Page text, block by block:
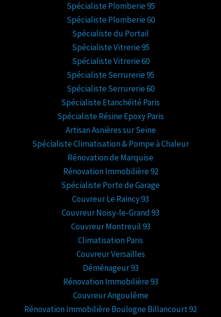
Spécialiste Plomberie 95
Spécialiste Plomberie 60
Spécialiste du Portail
Spécialiste Vitrerie 95
Spécialiste Vitrerie 60
Spécialiste Serrurerie 95
Spécialiste Serrurerie 60
Spécialiste Etanchéité Paris
Spécialiste Résine Epoxy Paris
Artisan Asnières sur Seine
Spécialiste Climatisation & Pompe à Chaleur
Rénovation de Marquise
Rénovation Immobilière 92
Spécialiste Porte de Garage
Couvreur Le Raincy 93
Couvreur Noisy-le-Grand 93
Couvreur Montreuil 93
Climatisation Paris
Couvreur Versailles
Déménageur 93
Rénovation Immobilière 93
Couvreur Angoulême
Rénovation Immobilière Boulogne Billancourt 92